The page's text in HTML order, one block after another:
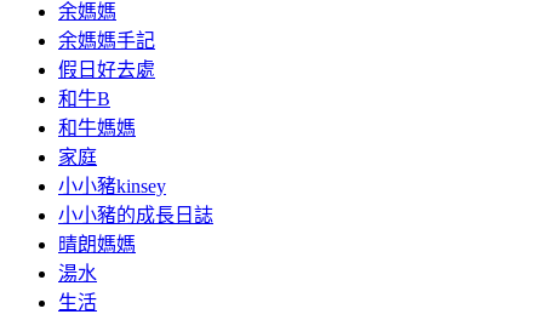
余媽媽
余媽媽手記
假日好去處
和牛B
和牛媽媽
家庭
小小豬kinsey
小小豬的成長日誌
晴朗媽媽
湯水
生活